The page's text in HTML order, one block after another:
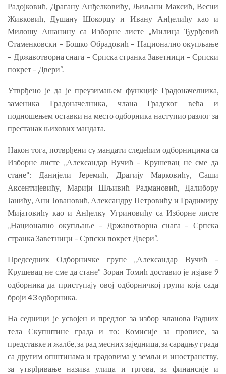
Радојковић, Драгану Анђелковићу, Љиљани Максић, Весни
Живковић, Душану Шокорцу и Ивану Анђелићу као и
Милошу Ашанину са Изборне листе „Милица Ђурђевић
Стаменковски – Бошко Обрадовић – Национално окупљање
– Државотворна снага – Српска странка Заветници – Српски
покрет – Двери“.
Утврђено је да је преузимањем функције Градоначелника,
заменика Градоначелника, члана Градског већа и
подношењем оставки на место одборника наступио разлог за
престанак њихових мандата.
Након тога, потврђени су мандати следећим одборницима са
Изборне листе „Александар Вучић – Крушевац не сме да
стане“: Данијели Јеремић, Драгију Марковићу, Саши
Аксентијевићу, Марији Шљивић Радмановић, Далибору
Јанићу, Ани Јовановић, Александру Петровићу и Градимиру
Мијатовићу као и Анђелку Угриновићу са Изборне листе
„Национално окупљање – Државотворна снага – Српска
странка Заветници – Српски покрет Двери“.
Председник Одборничке групе „Александар Вучић –
Крушевац не сме да стане“ Зоран Томић доставио је изјаве 9
одборника да приступају овој одборничкој групи која сада
броји 43 одборника.
На седници је усвојен и предлог за избор чланова Радних
тела Скупштине града и то: Комисије за прописе, за
представке и жалбе, за рад месних заједница, за сарадњу града
са другим општинама и градовима у земљи и иностранству,
за утврђивање назива улица и тргова, за финансије и